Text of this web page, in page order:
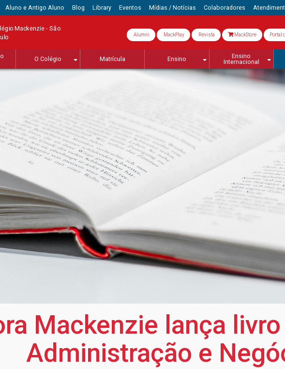
Aluno e Antigo Aluno Blog Library Eventos Mídias / Notícias Colaboradores
Mackenzie - São
Alumni MackPlay Revista MackStore Portal
O Colégio Matrícula Ensino
Ensino
Internacional
Mackenzie lança
Administração e